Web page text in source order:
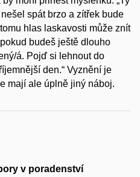
spát brzo a zítřek bude
hlas laskavosti může znít
budeš ještě dlouho
á. Pojď si lehnout do
den.“ Vyznění je
mají ale úplně jiný náboj.
v poradenství